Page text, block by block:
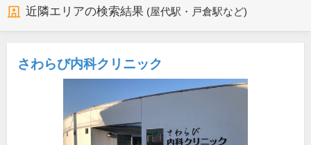
近隣エリアの検索結果 (屋代駅・戸倉駅など)
さわらび内科クリニック